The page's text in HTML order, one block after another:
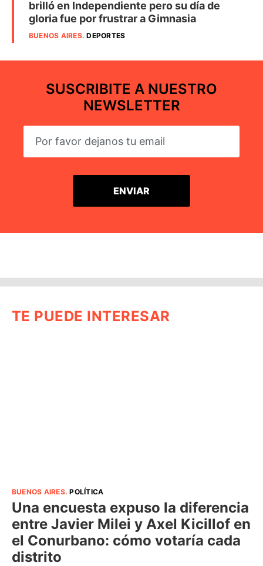
brilló en Independiente pero su día de
gloria fue por frustrar a Gimnasia
BUENOS AIRES.DEPORTES
SUSCRIBITE A NUESTRO
NEWSLETTER
TE PUEDE INTERESAR
BUENOS AIRES.POLÍTICA
Una encuesta expuso la diferencia
entre Javier Milei y Axel Kicillof en
el Conurbano: cómo votaría cada
distrito